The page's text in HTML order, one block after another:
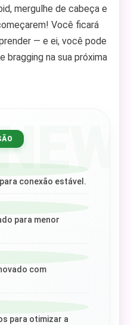
mergulhe de cabeça e
Você ficará
— e ei, você pode
bragging na sua próxima
conexão estável.
para menor
com
para otimizar a